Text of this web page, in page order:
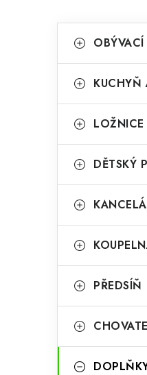
o
t
r
n
n
p
e
kategorie
a
e
o
i
OBÝVACÍ
KUCHYŇ
LOŽNICE
DĚTSKÝ
PŘEDSÍŇ